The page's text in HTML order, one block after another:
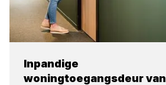
Inpandige
woningtoegangsdeur van